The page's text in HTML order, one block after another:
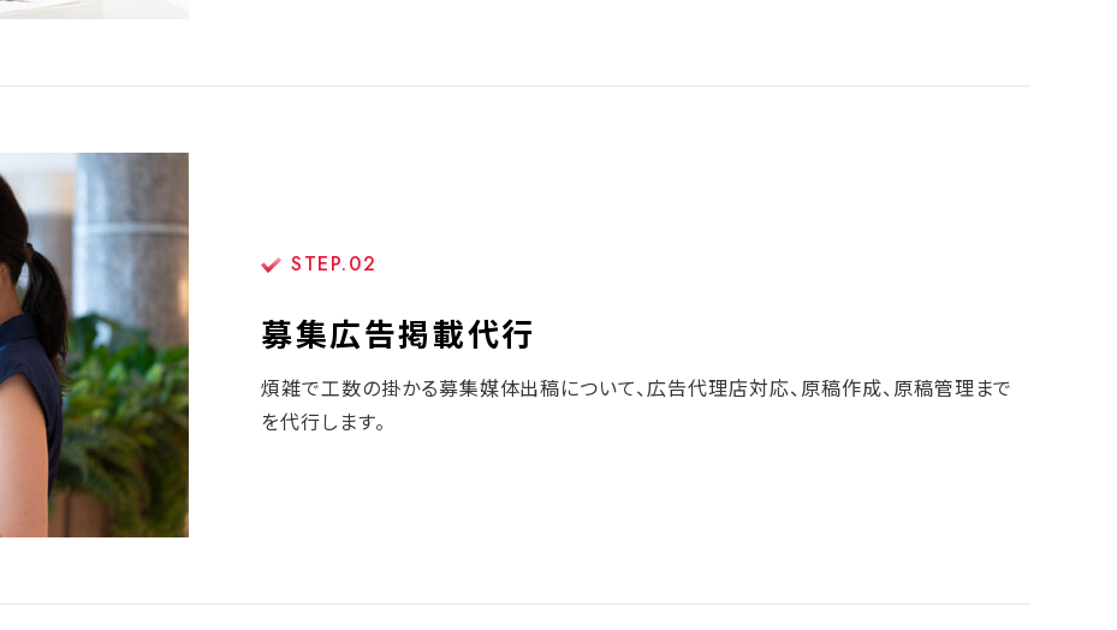
STEP.02
募集広告掲載代行
煩雑で工数の掛かる募集媒体出稿について、広告代理店対応、原稿作成、原稿管理まで
を代行します。